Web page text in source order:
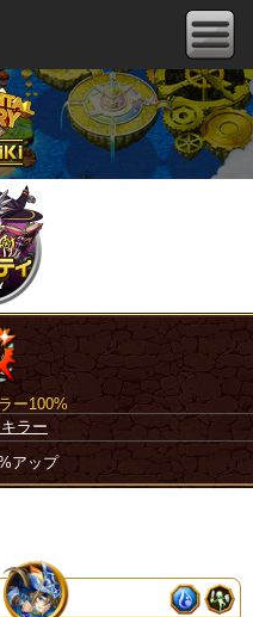
ー100%
ラー
アップ